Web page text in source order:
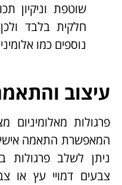
שוטפת וניקיון
חלקית בלבד
נוספים כמו
עיצוב
פרגולות מאלומיניום
המאפשרת התאמה
ניתן לשלב פרגולות
צבעים דמויי עץ או